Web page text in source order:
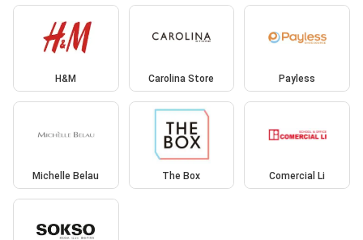
H&M Carolina Store Payless
Michelle Belau The Box Comercial Li